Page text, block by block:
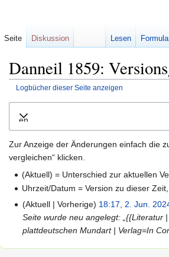
Danneil 1859:
Logbücher dieser Seite anzeigen
Navigation
Suche
Zur Anzeige der Änderungen einfach die
vergleichen“ klicken.
(Aktuell) = Unterschied zur aktuellen
Uhrzeit/Datum = Version zu dieser
Aktuell
Vorherige
18:17, 2. Jun.
Seite wurde neu angelegt: „{{Literatur
plattdeutschen Mundart | Verlag=In
Seite Diskussion Lesen